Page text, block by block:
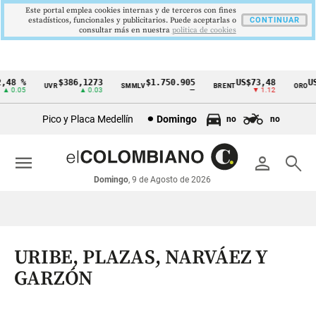
Cintillo
económicos
Colombia
% UVR$386,1273
▲ 0.03
SMMLV$1.750.905 BRENTUS$73,48
▼ 1.12
ORO
Pico y Placa Medellín Domingo no no
person search
Domingo, 9 de Agosto de 2026
menu
URIBE, PLAZAS, NARVÁEZ Y
GARZÓN
Este portal emplea cookies internas y de terceros con fines
estadísticos, funcionales y publicitarios. Puede aceptarlas o
consultar más en nuestra politica de cookies
CONTINUAR